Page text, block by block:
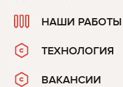
НАШИ РАБОТЫ
ТЕХНОЛОГИЯ
ВАКАНСИИ